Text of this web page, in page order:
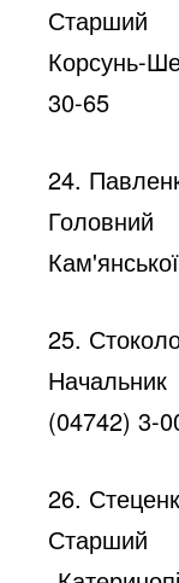
Старший
Корсунь-
30-65
24.
25.
(04742) 3-
26.
Старший